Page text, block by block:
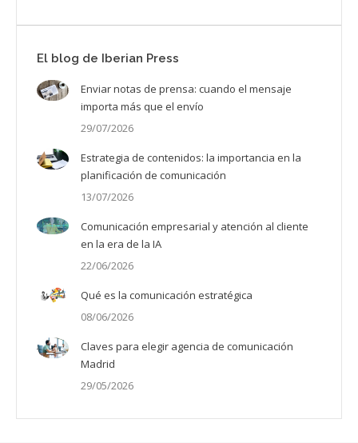
El blog de Iberian Press
Enviar notas de prensa: cuando el mensaje
importa más que el envío
29/07/2026
Estrategia de contenidos: la importancia en la
planificación de comunicación
13/07/2026
Comunicación empresarial y atención al cliente
en la era de la IA
22/06/2026
Qué es la comunicación estratégica
08/06/2026
Claves para elegir agencia de comunicación
Madrid
29/05/2026